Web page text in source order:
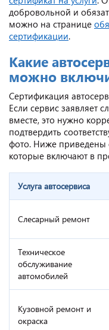
добровольной и
можно на странице
сертификации.
Какие
можно
Сертификация
Если сервис заявляет
вместе, это нужно
подтвердить
фото. Ниже приведены
которые включают в
Услуга автосервиса
Слесарный ремонт
Техническое
обслуживание
автомобилей
Кузовной ремонт и
окраска